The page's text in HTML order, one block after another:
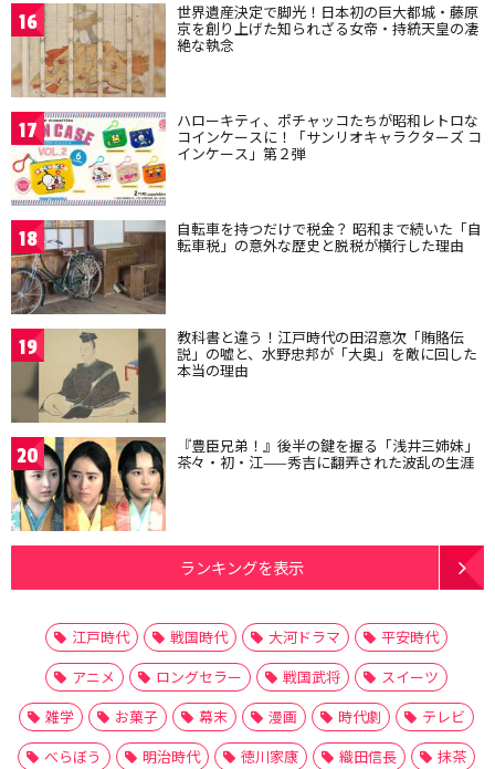
16 世界遺産決定で脚光！日本初の巨大都城・藤原
京を創り上げた知られざる女帝・持統天皇の凄
絶な執念
17 ハローキティ、ポチャッコたちが昭和レトロな
コインケースに！「サンリオキャラクターズ コ
インケース」第２弾
18 自転車を持つだけで税金？ 昭和まで続いた「自
転車税」の意外な歴史と脱税が横行した理由
19 教科書と違う！江戸時代の田沼意次「賄賂伝
説」の嘘と、水野忠邦が「大奥」を敵に回した
本当の理由
20 『豊臣兄弟！』後半の鍵を握る「浅井三姉妹」
茶々・初・江——秀吉に翻弄された波乱の生涯
ランキングを表示
江戸時代 戦国時代 大河ドラマ
平安時代
アニメ
ロングセラー 戦国武将
スイーツ
雑学
お菓子 幕末 漫画 時代劇
テレビ
べらぼう
明治時代 徳川家康 織田信長
抹茶